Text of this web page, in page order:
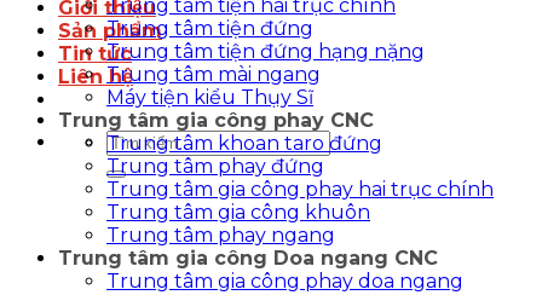
Giới thiệu
Sản phẩm
Tin tức
Liên hệ
Tìm
kiếm:
Trung tâm tiện hai trục chính
Trung tâm tiện đứng
Trung tâm tiện đứng hạng nặng
Trung tâm mài ngang
Máy tiện kiểu Thụy Sĩ
Trung tâm gia công phay CNC
Trung tâm khoan taro đứng
Trung tâm phay đứng
Trung tâm gia công phay hai trục chính
Trung tâm gia công khuôn
Trung tâm phay ngang
Trung tâm gia công Doa ngang CNC
Trung tâm gia công phay doa ngang